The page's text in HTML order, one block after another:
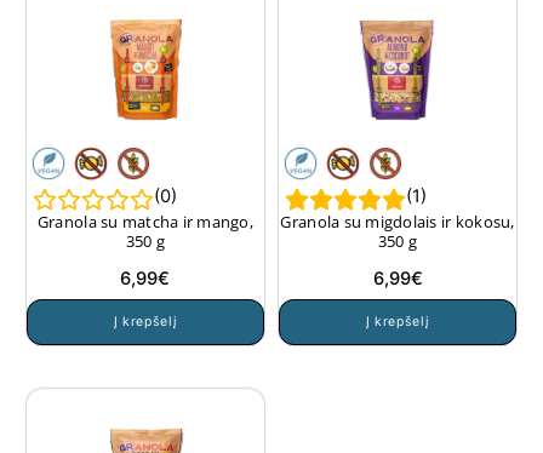
(0)
Granola su matcha ir mango,
350 g
6,99€
Į krepšelį
(1)
Granola su migdolais ir kokosu,
350 g
6,99€
Į krepšelį